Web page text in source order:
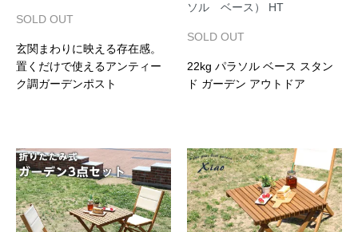
SOLD OUT
玄関まわりに映える存在感。
置くだけで使えるアンティー
ク調ガーデンポスト
ソル ベース） HT
SOLD OUT
22kg パラソル ベース スタン
ド ガーデン アウトドア